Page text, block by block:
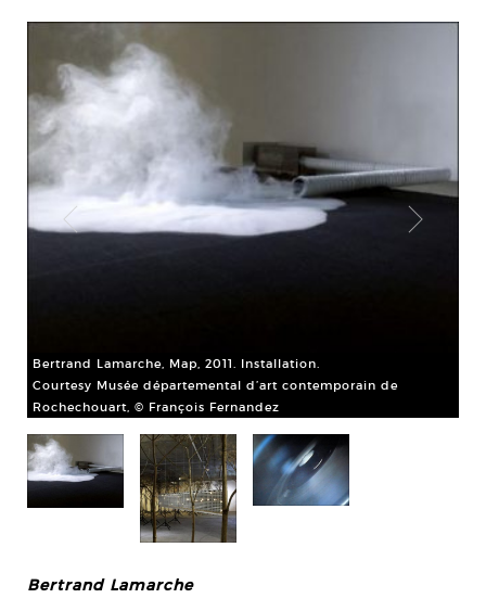
Bertrand Lamarche, Map, 2011. Installation.
Courtesy Musée départemental d’art contemporain de
Rochechouart, © François Fernandez
Bertrand Lamarche